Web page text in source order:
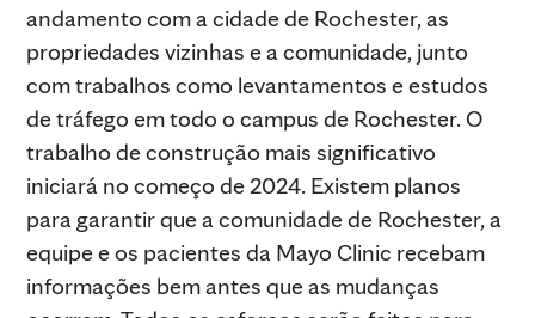
andamento com a cidade de Rochester, as
propriedades vizinhas e a comunidade, junto
com trabalhos como levantamentos e estudos
de tráfego em todo o campus de Rochester. O
trabalho de construção mais significativo
iniciará no começo de 2024. Existem planos
para garantir que a comunidade de Rochester, a
equipe e os pacientes da Mayo Clinic recebam
informações bem antes que as mudanças